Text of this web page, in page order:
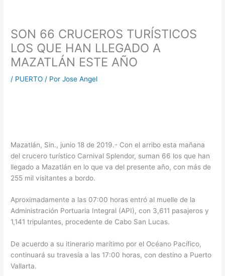
SON 66 CRUCEROS TURÍSTICOS
LOS QUE HAN LLEGADO A
MAZATLÁN ESTE AÑO
/ PUERTO / PorJose Angel
Mazatlán, Sin., junio 18 de 2019.- Con el arribo esta mañana
del crucero turístico Carnival Splendor, suman 66 los que han
llegado a Mazatlán en lo que va del presente año, con más de
255 mil visitantes a bordo.
Aproximadamente a las 07:00 horas entró al muelle de la
Administración Portuaria Integral (API), con 3,611 pasajeros y
1,141 tripulantes, procedente de Cabo San Lucas.
De acuerdo a su itinerario marítimo por el Océano Pacífico,
continuará su travesía a las 17:00 horas, con destino a Puerto
Vallarta.